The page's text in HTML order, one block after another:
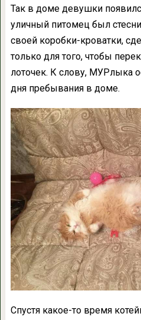
Так в доме девушки
уличный питомец был
своей коробки-кроватки,
только для того, чтобы
лоточек. К слову, МУРлыка
дня пребывания в доме.
Спустя какое-то время